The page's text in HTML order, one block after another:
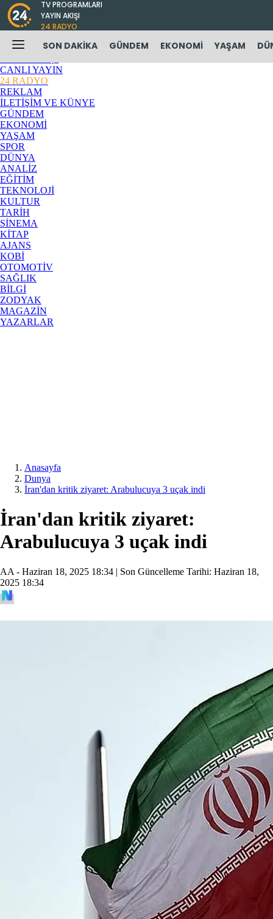
ANASAYFA
PROGRAMLAR
CANLI YAYIN
24 RADYO
REKLAM
İLETİŞİM VE KÜNYE
GÜNDEM
EKONOMİ
YAŞAM
SPOR
DÜNYA
ANALİZ
EĞİTİM
TEKNOLOJİ
KULTUR
TARİH
SİNEMA
KİTAP
AJANS
KOBİ
OTOMOTİV
SAĞLIK
BİLGİ
ZODYAK
MAGAZİN
YAZARLAR
TV PROGRAMLARI
YAYIN AKIŞI
24 RADYO
SON DAKİKA GÜNDEM EKONOMİ YAŞAM
Anasayfa
Dunya
İran'dan kritik ziyaret: Arabulucuya 3 uçak indi
İran'dan kritik ziyaret:
Arabulucuya 3 uçak indi
AA - Haziran 18, 2025 18:34 | Son Güncelleme Tarihi: Haziran 18,
2025 18:34